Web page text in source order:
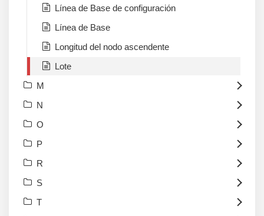
Línea de Base de configuración
Línea de Base
Longitud del nodo ascendente
Lote
M
N
O
P
R
S
T